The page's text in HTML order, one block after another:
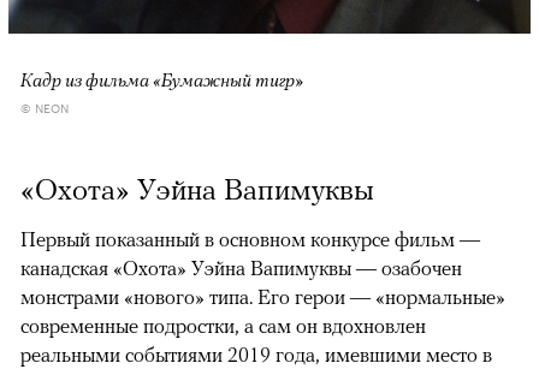
Кадр из фильма «Бумажный тигр»
© NEON
«Охота» Уэйна Вапимуквы
Первый показанный в основном конкурсе фильм —
канадская «Охота» Уэйна Вапимуквы — озабочен
монстрами «нового» типа. Его герои — «нормальные»
современные подростки, а сам он вдохновлен
реальными событиями 2019 года, имевшими место в